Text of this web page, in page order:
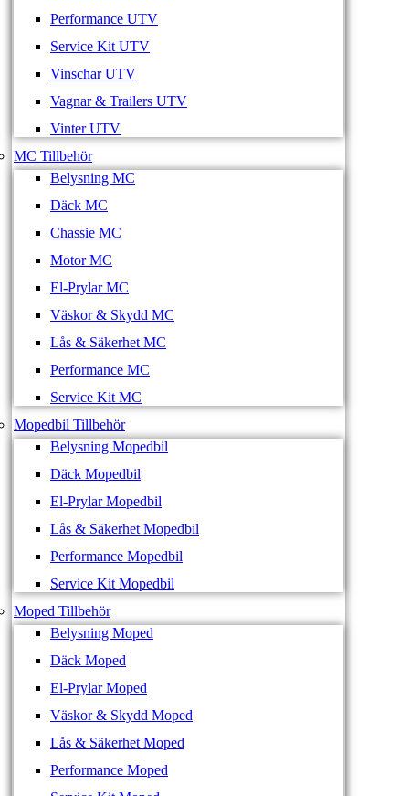
Performance UTV
Service Kit UTV
Vinschar UTV
Vagnar & Trailers UTV
Vinter UTV
MC Tillbehör
Belysning MC
Däck MC
Chassie MC
Motor MC
El-Prylar MC
Väskor & Skydd MC
Lås & Säkerhet MC
Performance MC
Service Kit MC
Mopedbil Tillbehör
Belysning Mopedbil
Däck Mopedbil
El-Prylar Mopedbil
Lås & Säkerhet Mopedbil
Performance Mopedbil
Service Kit Mopedbil
Moped Tillbehör
Belysning Moped
Däck Moped
El-Prylar Moped
Väskor & Skydd Moped
Lås & Säkerhet Moped
Performance Moped